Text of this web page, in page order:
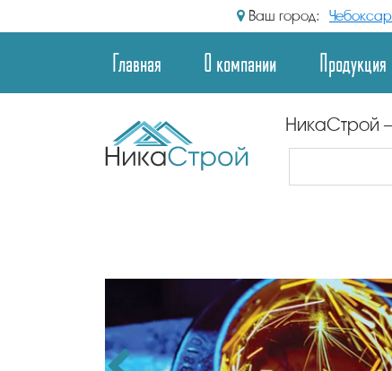
Ваш город:
Главная О компании Продукция
НикаСтрой